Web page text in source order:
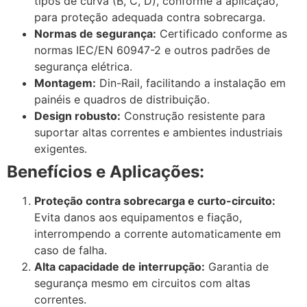
para proteção adequada contra sobrecarga.
Normas de segurança: Certificado conforme as
normas IEC/EN 60947-2 e outros padrões de
segurança elétrica.
Montagem: Din-Rail, facilitando a instalação em
painéis e quadros de distribuição.
Design robusto: Construção resistente para
suportar altas correntes e ambientes industriais
exigentes.
Benefícios e Aplicações:
Proteção contra sobrecarga e curto-circuito:
Evita danos aos equipamentos e fiação,
interrompendo a corrente automaticamente em
caso de falha.
Alta capacidade de interrupção: Garantia de
segurança mesmo em circuitos com altas
correntes.